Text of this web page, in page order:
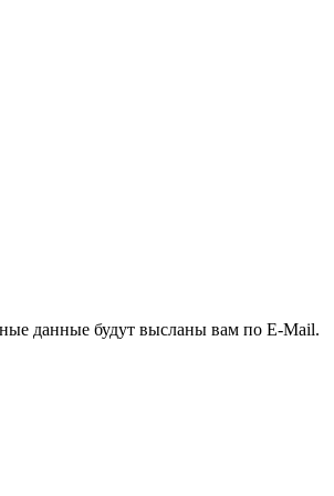
данные будут высланы вам по E-Mail.